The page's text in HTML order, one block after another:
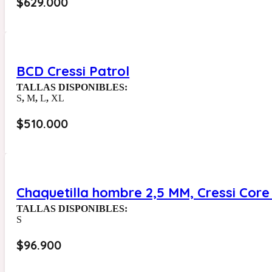
BCD Cressi Patrol
TALLAS DISPONIBLES:
S,M,L, XL
$510.000
Chaquetilla hombre 2,5 MM, Cressi
TALLAS DISPONIBLES:
S
$96.900